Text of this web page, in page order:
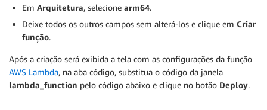
Em Arquitetura, selecione arm64.
Deixe todos os outros campos sem alterá-los e clique em Criar
função.
Após a criação será exibida a tela com as configurações da função
AWS Lambda, na aba código, substitua o código da janela
lambda_function pelo código abaixo e clique no botão Deploy.